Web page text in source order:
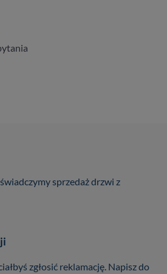
sprzedaż drzwi z
zgłosić reklamację. Napisz do